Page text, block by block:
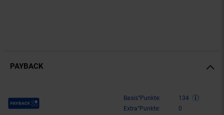
PAYBACK
Payback Punkte Basis°Punkte:
134
Extra°Punkte:
0